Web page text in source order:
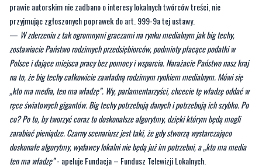
prawie autorskim nie zadbano o interesy lokalnych twórców treści, nie
przyjmując zgłoszonych poprawek do art. 999-9a tej ustawy.
— W zderzeniu z tak ogromnymi graczami na rynku medialnym jak big techy,
zostawiacie Państwo rodzimych przedsiębiorców, podmioty płacące podatki w
Polsce i dające miejsca pracy bez pomocy i wsparcia. Narażacie Państwo nasz kraj
na to, że big techy całkowicie zawładną rodzimym rynkiem medialnym. Mówi się
„kto ma media, ten ma władzę”. Wy, parlamentarzyści, chcecie tę władzę oddać w
ręce światowych gigantów. Big techy potrzebują danych i potrzebują ich szybko. Po
co? Po to, by tworzyć coraz to doskonalsze algorytmy, dzięki którym będą mogli
zarabiać pieniądze. Czarny scenariusz jest taki, że gdy stworzą wystarczająco
doskonałe algorytmy, wydawcy lokalni nie będą już im potrzebni, a „kto ma media
ten ma władzę”- apeluje Fundacja – Fundusz Telewizji Lokalnych.